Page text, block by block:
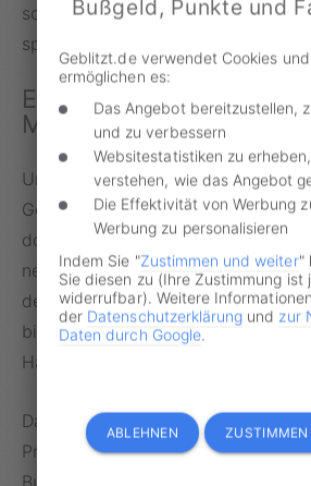
sowie engen Kurven belasten den
spürbar.
Eine technische
Machtdemonstration
Ursprünglich sollte die
Göttingen und Fulda östlich an
doch Ende 1933 wurde die
neue Route sollte die technische
demonstrieren und zugleich
bieten, etwa spektakuläre
Hanglagen.
Dabei nahm man bewusst
Prozent in Kauf. Später, 1950,
Bundesverkehrsminister Hans-
Bußgeld, Punkte und
Geblitzt.de verwendet Cookies
ermöglichen es:
Das Angebot bereitzustellen,
und zu verbessern
Websitestatistiken zu
verstehen, wie das Angebot
Die Effektivität von Werbung
Werbung zu personalisieren
Indem Sie "Zustimmen und weiter"
Sie diesen zu (Ihre Zustimmung ist
widerrufbar). Weitere
der Datenschutzerklärung und zur
Daten durch Google.
ABLEHNEN ZUSTIMMEN